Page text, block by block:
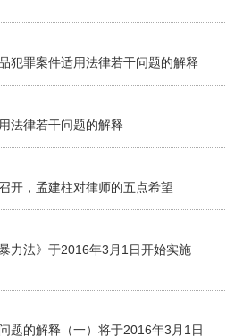
犯罪案件适用法律若干问题的解释
法律若干问题的解释
开，孟建柱对律师的五点希望
力法》于2016年3月1日开始实施
题的解释（一）将于2016年3月1日